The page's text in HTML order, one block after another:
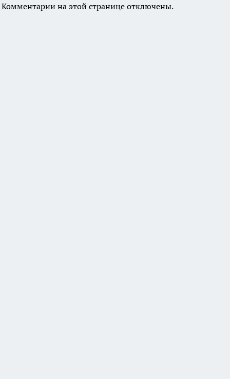
Комментарии на этой странице отключены.